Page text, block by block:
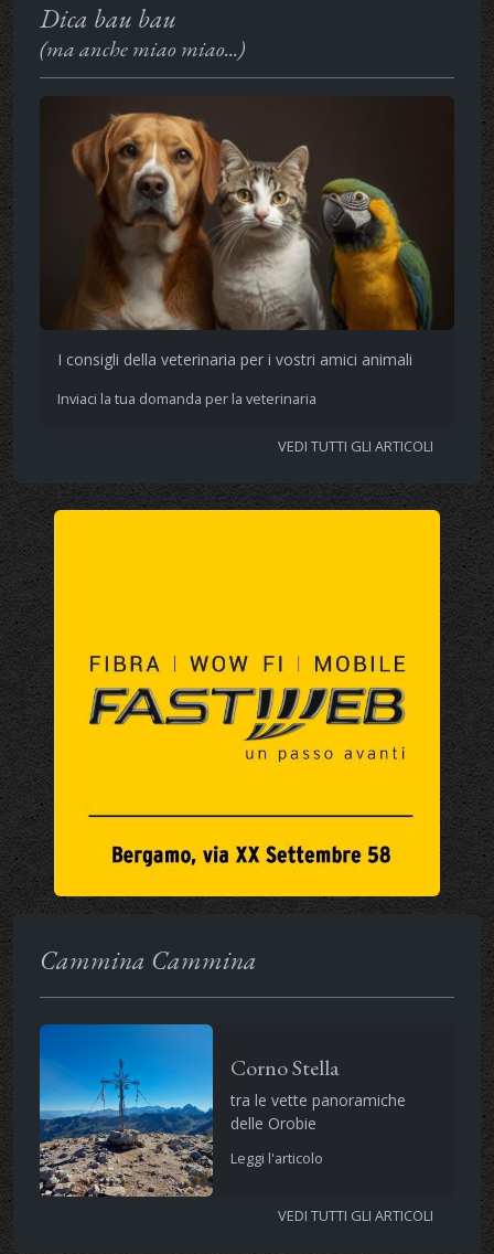
Dica bau bau
(ma anche miao miao...)
I consigli della veterinaria per i vostri amici animali
Inviaci la tua domanda per la veterinaria
VEDI TUTTI GLI ARTICOLI
Cammina Cammina
Corno Stella
tra le vette panoramiche
delle Orobie
Leggi l'articolo
VEDI TUTTI GLI ARTICOLI